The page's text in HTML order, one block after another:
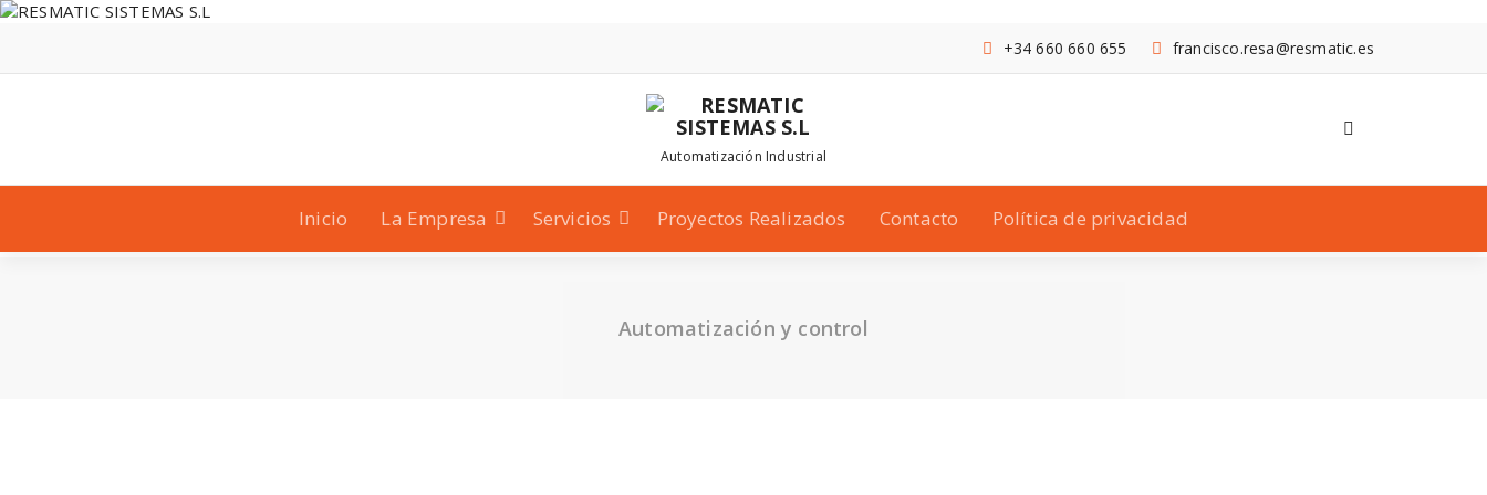
Saltar
francisco.resa@resmatic.es
+34 660 660 655
Automatización Industrial
Inicio La Empresa Servicios Proyectos Realizados Contacto Política de privacidad
Automatización y control